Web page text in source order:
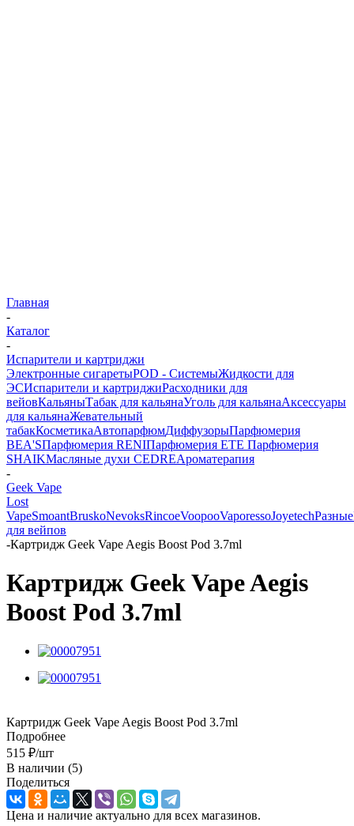
Главная
-
Каталог
-
Испарители и картриджи
Электронные сигаретыPOD - СистемыЖидкости для
ЭСИспарители и картриджиРасходники для
вейовКальяныТабак для кальянаУголь для кальянаАксессуары
для кальянаЖевательный
табакКосметикаАвтопарфюмДиффузорыПарфюмерия
BEA'SПарфюмерия RENIПарфюмерия ETE Парфюмерия
SHAIKМасляные духи CEDREАроматерапия
-
Geek Vape
Lost
VapeSmoantBruskoNevoksRincoeVoopooVaporessoJoyetechРазные
для вейпов
-Картридж Geek Vape Aegis Boost Pod 3.7ml
Картридж Geek Vape Aegis
Boost Pod 3.7ml
Картридж Geek Vape Aegis Boost Pod 3.7ml
Подробнее
515 ₽/шт
В наличии (5)
Поделиться
Цена и наличие актуально для всех магазинов.